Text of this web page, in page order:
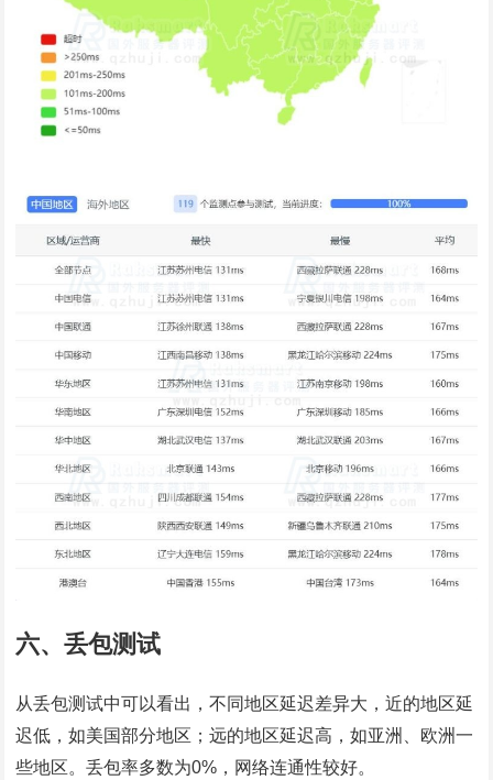
六、丢包测试
从丢包测试中可以看出，不同地区延迟差异大，近的地区延
迟低，如美国部分地区；远的地区延迟高，如亚洲、欧洲一
些地区。丢包率多数为0%，网络连通性较好。